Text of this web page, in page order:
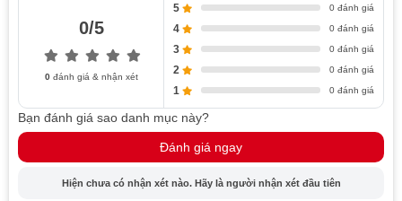
Công nghệ và cách hoạt động của lò nướng hiện đại
Lợi ích của lò nướng hiện đại
Kết luận
Công Nghệ Và Cách Hoạt Động Của Lò
Công nghệ hiện đại đã đưa lò nướng lên một tầm cao
0/5
0đánh giá & nhận xét
5 0 đánh giá
4 0 đánh giá
3 0 đánh giá
2 0 đánh giá
1 0 đánh giá
Bạn đánh giá sao danh mục này?
Đánh giá ngay
Hiện chưa có nhận xét nào. Hãy là người nhận xét đầu tiên